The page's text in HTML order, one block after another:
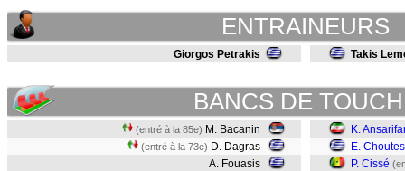
ENTRAINEURS
Giorgos Petrakis Takis
BANCS DE
(entré à la 85e) M. Bacanin
(entré à la 73e) D. Dagras
A. Fouasis
K.
E.
P. Cissé